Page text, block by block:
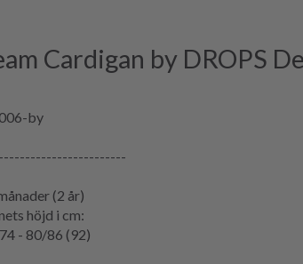
Cardigan by DROPS
by
(2 år)
höjd i cm:
- 80/86 (92)